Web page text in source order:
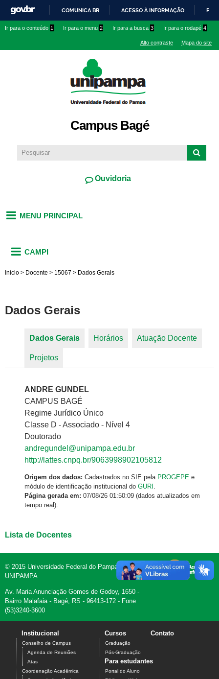
conteúdo
IR
O
COMUNICA BR ACESSO À INFORMAÇÃO
Ir para o conteúdo 1 Ir para o menu 2 Ir para a busca 3 Ir para o rodapé 4
Alto contraste Mapa do site
Campus Bagé
Ouvidoria
MENU PRINCIPAL
CAMPI
Início > Docente > 15067 > Dados Gerais
Dados Gerais
Dados Gerais (aba ativa)
Horários Atuação Docente
Projetos
ANDRE GUNDEL
CAMPUS BAGÉ
Regime Jurídico Único
Classe D - Associado - Nível 4
Doutorado
andregundel@unipampa.edu.br
http://lattes.cnpq.br/9063998902105812
Origem dos dados: Cadastrados no SIE pela PROGEPE e
módulo de identificação institucional do GURI .
Página gerada em: 07/08/26 01:50:09 (dados atualizados em
tempo real).
Lista de Docentes
© 2015 Universidade Federal do Pampa -
UNIPAMPA
Av. Maria Anunciação Gomes de Godoy, 1650 -
Bairro Malafaia - Bagé, RS - 96413-172 - Fone
(53)3240-3600
Institucional
Conselho de Campus
Agenda de Reuniões
Atas
Coordenação Acadêmica
Cursos
Graduação
Pós-Graduação
Contato
Para estudantes
Portal do Aluno